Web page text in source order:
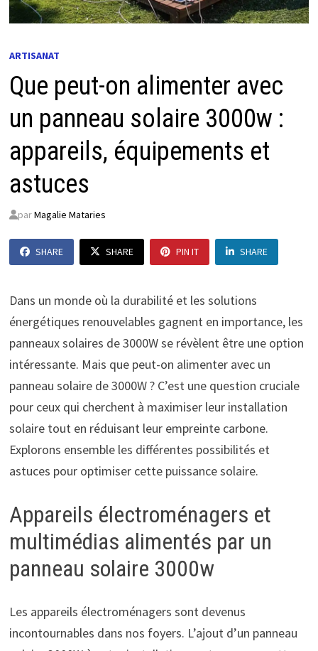
ARTISANAT
Que peut-on alimenter avec
un panneau solaire 3000w :
appareils, équipements et
astuces
parMagalie Mataries
SHARE SHARE PIN IT SHARE
Dans un monde où la durabilité et les solutions
énergétiques renouvelables gagnent en importance, les
panneaux solaires de 3000W se révèlent être une option
intéressante. Mais que peut-on alimenter avec un
panneau solaire de 3000W ? C’est une question cruciale
pour ceux qui cherchent à maximiser leur installation
solaire tout en réduisant leur empreinte carbone.
Explorons ensemble les différentes possibilités et
astuces pour optimiser cette puissance solaire.
Appareils électroménagers et
multimédias alimentés par un
panneau solaire 3000w
Les appareils électroménagers sont devenus
incontournables dans nos foyers. L’ajout d’un panneau